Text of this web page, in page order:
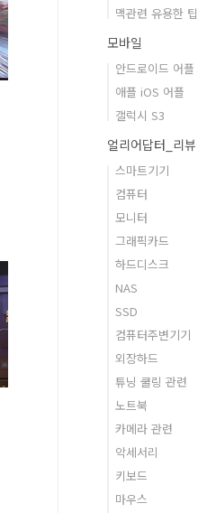
맥관련 유용한 팁
모바일
안드로이드 어플
애플 iOS 어플
갤럭시 S3
얼리어답터_리뷰
스마트기기
컴퓨터
모니터
그래픽카드
하드디스크
NAS
SSD
컴퓨터주변기기
외장하드
튜닝 쿨링 관련
노트북
카메라 관련
악세서리
키보드
마우스